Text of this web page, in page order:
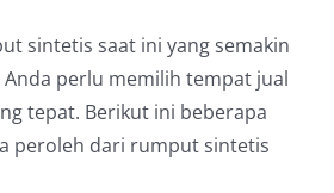
sintetis saat ini yang semakin
perlu memilih tempat jual
tepat. Berikut ini beberapa
peroleh dari rumput sintetis